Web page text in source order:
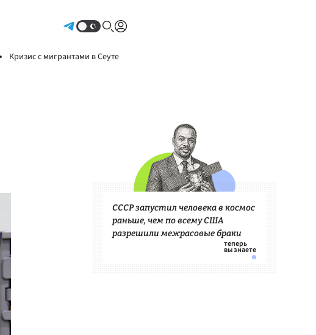
Кризис с мигрантами в Сеуте
СССР запустил человека в космос
раньше, чем по всему США
разрешили межрасовые браки